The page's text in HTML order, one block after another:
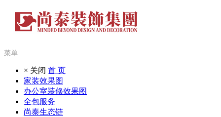
菜单
× 关闭 首 页
家装效果图
办公室装修效果图
全包服务
尚泰生态链